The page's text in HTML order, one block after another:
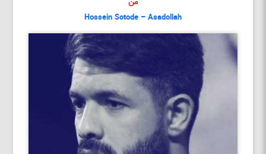
من
Hossein Sotode – Asadollah